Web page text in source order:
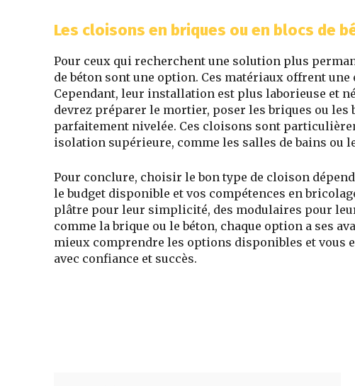
Les cloisons en briques ou en blocs de
Pour ceux qui recherchent une solution plus
de béton sont une option. Ces matériaux offrent
Cependant, leur installation est plus laborieuse et
devrez préparer le mortier, poser les briques ou les
parfaitement nivelée. Ces cloisons sont
isolation supérieure, comme les salles de bains ou
Pour conclure, choisir le bon type de cloison
le budget disponible et vos compétences en
plâtre pour leur simplicité, des modulaires pour
comme la brique ou le béton, chaque option a ses
mieux comprendre les options disponibles et vous
avec confiance et succès.